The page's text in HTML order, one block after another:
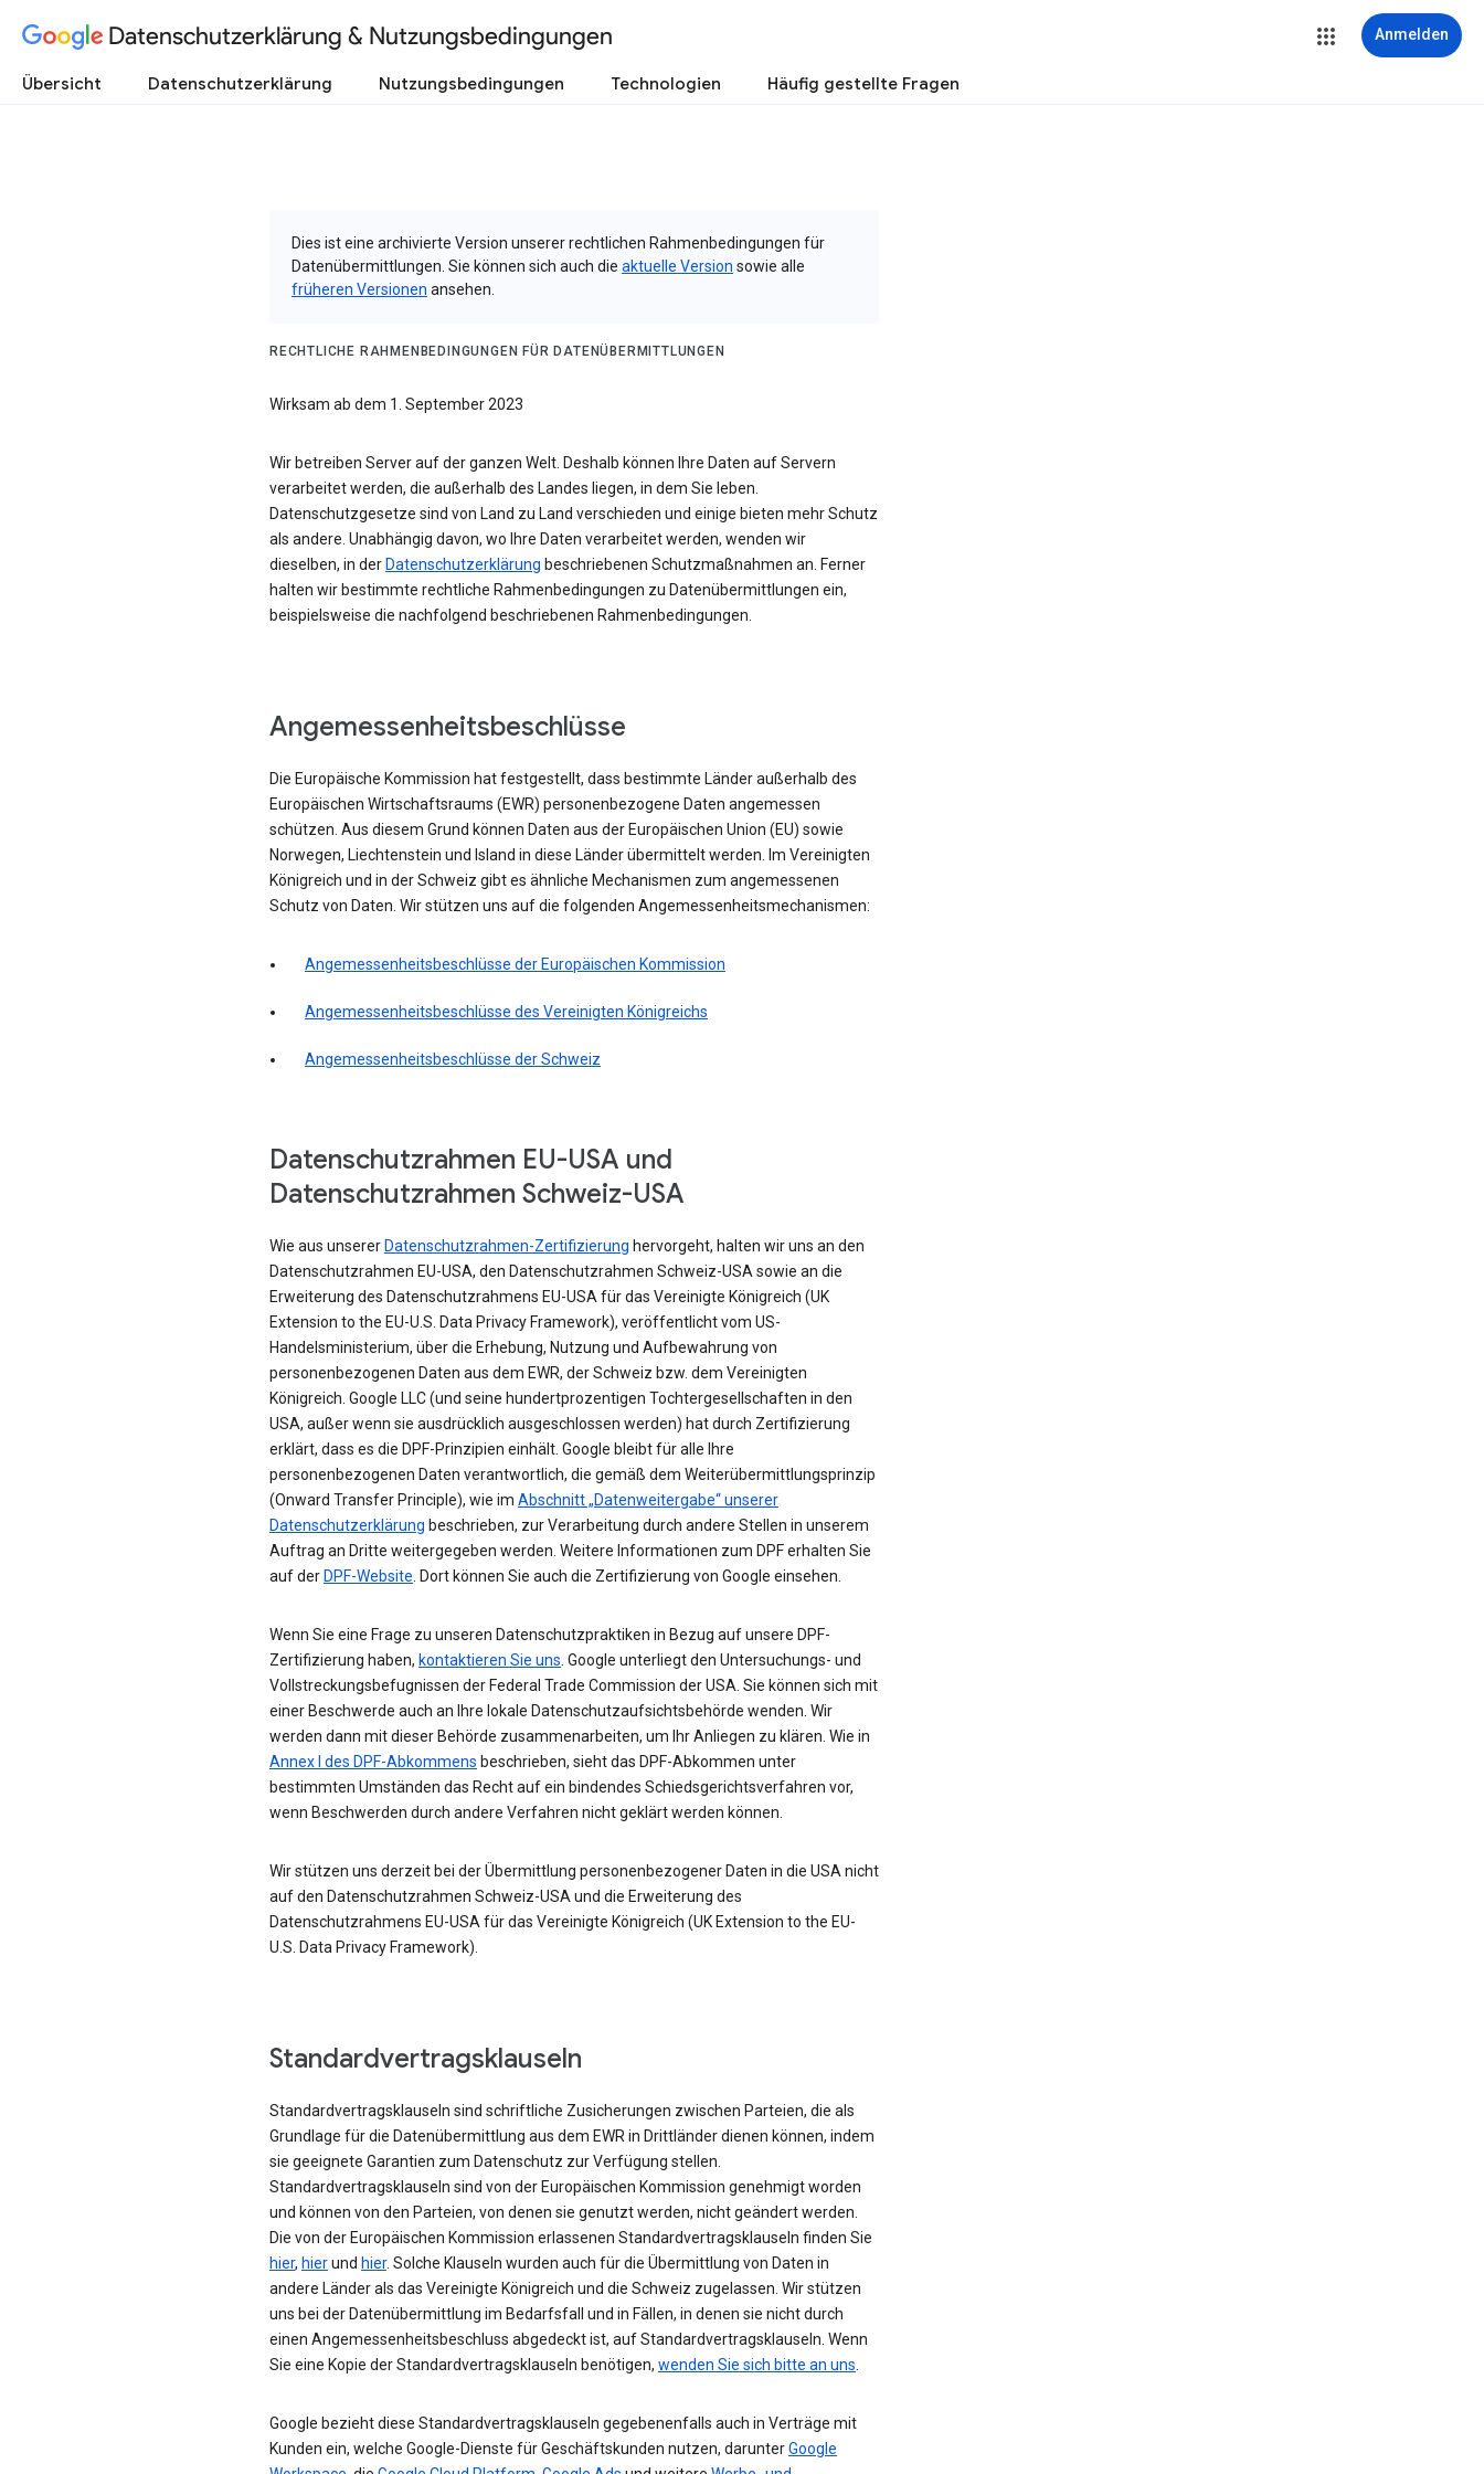
Datenschutzerklärung & Nutzungsbedingungen Anmelden
Übersicht Datenschutzerklärung Nutzungsbedingungen Technologien Häufig gestellte Fragen
Dies ist eine archivierte Version unserer rechtlichen Rahmenbedingungen für
Datenübermittlungen. Sie können sich auch die aktuelle Version sowie alle
früheren Versionen ansehen.
RECHTLICHE RAHMENBEDINGUNGEN FÜR DATENÜBERMITTLUNGEN
Wirksam ab dem 1. September 2023
Wir betreiben Server auf der ganzen Welt. Deshalb können Ihre Daten auf Servern
verarbeitet werden, die außerhalb des Landes liegen, in dem Sie leben.
Datenschutzgesetze sind von Land zu Land verschieden und einige bieten mehr Schutz
als andere. Unabhängig davon, wo Ihre Daten verarbeitet werden, wenden wir
dieselben, in der Datenschutzerklärung beschriebenen Schutzmaßnahmen an. Ferner
halten wir bestimmte rechtliche Rahmenbedingungen zu Datenübermittlungen ein,
beispielsweise die nachfolgend beschriebenen Rahmenbedingungen.
Angemessenheitsbeschlüsse
Die Europäische Kommission hat festgestellt, dass bestimmte Länder außerhalb des
Europäischen Wirtschaftsraums (EWR) personenbezogene Daten angemessen
schützen. Aus diesem Grund können Daten aus der Europäischen Union (EU) sowie
Norwegen, Liechtenstein und Island in diese Länder übermittelt werden. Im Vereinigten
Königreich und in der Schweiz gibt es ähnliche Mechanismen zum angemessenen
Schutz von Daten. Wir stützen uns auf die folgenden Angemessenheitsmechanismen:
Angemessenheitsbeschlüsse der Europäischen Kommission
Angemessenheitsbeschlüsse des Vereinigten Königreichs
Angemessenheitsbeschlüsse der Schweiz
Datenschutzrahmen EU-USA und
Datenschutzrahmen Schweiz-USA
Wie aus unserer Datenschutzrahmen-Zertifizierung hervorgeht, halten wir uns an den
Datenschutzrahmen EU-USA, den Datenschutzrahmen Schweiz-USA sowie an die
Erweiterung des Datenschutzrahmens EU-USA für das Vereinigte Königreich (UK
Extension to the EU-U.S. Data Privacy Framework), veröffentlicht vom US-
Handelsministerium, über die Erhebung, Nutzung und Aufbewahrung von
personenbezogenen Daten aus dem EWR, der Schweiz bzw. dem Vereinigten
Königreich. Google LLC (und seine hundertprozentigen Tochtergesellschaften in den
USA, außer wenn sie ausdrücklich ausgeschlossen werden) hat durch Zertifizierung
erklärt, dass es die DPF-Prinzipien einhält. Google bleibt für alle Ihre
personenbezogenen Daten verantwortlich, die gemäß dem Weiterübermittlungsprinzip
(Onward Transfer Principle), wie im Abschnitt „Datenweitergabe“ unserer
Datenschutzerklärung beschrieben, zur Verarbeitung durch andere Stellen in unserem
Auftrag an Dritte weitergegeben werden. Weitere Informationen zum DPF erhalten Sie
auf der DPF-Website. Dort können Sie auch die Zertifizierung von Google einsehen.
Wenn Sie eine Frage zu unseren Datenschutzpraktiken in Bezug auf unsere DPF-
Zertifizierung haben, kontaktieren Sie uns. Google unterliegt den Untersuchungs- und
Vollstreckungsbefugnissen der Federal Trade Commission der USA. Sie können sich mit
einer Beschwerde auch an Ihre lokale Datenschutzaufsichtsbehörde wenden. Wir
werden dann mit dieser Behörde zusammenarbeiten, um Ihr Anliegen zu klären. Wie in
Annex I des DPF-Abkommens beschrieben, sieht das DPF-Abkommen unter
bestimmten Umständen das Recht auf ein bindendes Schiedsgerichtsverfahren vor,
wenn Beschwerden durch andere Verfahren nicht geklärt werden können.
Wir stützen uns derzeit bei der Übermittlung personenbezogener Daten in die USA nicht
auf den Datenschutzrahmen Schweiz-USA und die Erweiterung des
Datenschutzrahmens EU-USA für das Vereinigte Königreich (UK Extension to the EU-
U.S. Data Privacy Framework).
Standardvertragsklauseln
Standardvertragsklauseln sind schriftliche Zusicherungen zwischen Parteien, die als
Grundlage für die Datenübermittlung aus dem EWR in Drittländer dienen können, indem
sie geeignete Garantien zum Datenschutz zur Verfügung stellen.
Standardvertragsklauseln sind von der Europäischen Kommission genehmigt worden
und können von den Parteien, von denen sie genutzt werden, nicht geändert werden.
Die von der Europäischen Kommission erlassenen Standardvertragsklauseln finden Sie
hier, hierund hier. Solche Klauseln wurden auch für die Übermittlung von Daten in
andere Länder als das Vereinigte Königreich und die Schweiz zugelassen. Wir stützen
uns bei der Datenübermittlung im Bedarfsfall und in Fällen, in denen sie nicht durch
einen Angemessenheitsbeschluss abgedeckt ist, auf Standardvertragsklauseln. Wenn
Sie eine Kopie der Standardvertragsklauseln benötigen, wenden Sie sich bitte an uns.
Google bezieht diese Standardvertragsklauseln gegebenenfalls auch in Verträge mit
Kunden ein, welche Google-Dienste für Geschäftskunden nutzen, darunterGoogle